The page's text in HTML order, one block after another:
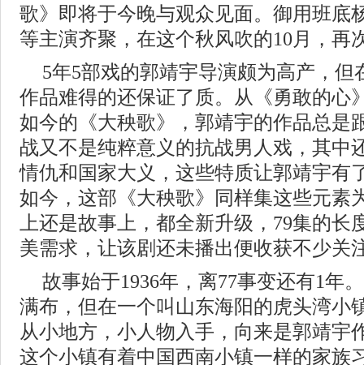
歌》即将于今晚与观众见面。御用班底
等主演齐聚，在这个秋风吹的10月，再
5年5部戏的郭靖宇导演颇为高产，但
作品难得的还保证了质。从《勇敢的心
如今的《大秧歌》，郭靖宇的作品总是
战又不是纯粹意义的抗战男人戏，其中
情仇和国家大义，这些特质让郭靖宇有
如今，这部《大秧歌》同样集这些元素
上还是故事上，都全新升级，79集的长
美需求，让该剧还未播出便收获不少关
故事始于1936年，离77事变还有1年
满布，但在一个叫山东海阳的虎头湾小
从小地方，小人物入手，向来是郭靖宇
这个小镇有着中国西南小镇一样的家族